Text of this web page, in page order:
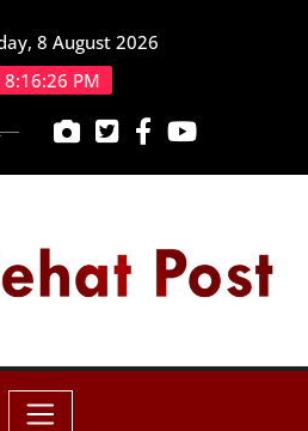
8 August 2026
8:16:28 PM